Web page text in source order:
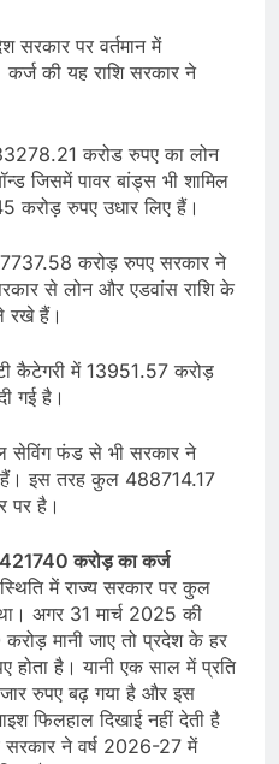
सरकार पर वर्तमान में
की यह राशि सरकार ने
करोड रुपए का लोन
जिसमें पावर बांड्स भी शामिल
करोड़ रुपए उधार लिए हैं।
करोड़ रुपए सरकार ने
से लोन और एडवांस राशि के
रखे हैं।
कैटेगरी में 13951.57 करोड़
गई है।
फंड से भी सरकार ने
इस तरह कुल 488714.17
पर है।
421740 करोड़ का कर्ज
में राज्य सरकार पर कुल
अगर 31 मार्च 2025 की
मानी जाए तो प्रदेश के हर
है। यानी एक साल में प्रति
रुपए बढ़ गया है और इस
फिलहाल दिखाई नहीं देती है
सरकार ने वर्ष 2026-27 में